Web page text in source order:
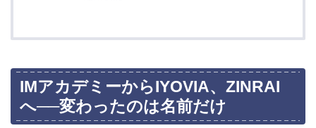
IMアカデミーからIYOVIA、ZINRAI
へ──変わったのは名前だけ